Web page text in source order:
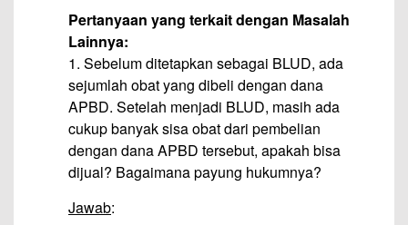
Pertanyaan yang terkait dengan Masalah
Lainnya:
1. Sebelum ditetapkan sebagai BLUD, ada
sejumlah obat yang dibeli dengan dana
APBD. Setelah menjadi BLUD, masih ada
cukup banyak sisa obat dari pembelian
dengan dana APBD tersebut, apakah bisa
dijual? Bagaimana payung hukumnya?
Jawab: